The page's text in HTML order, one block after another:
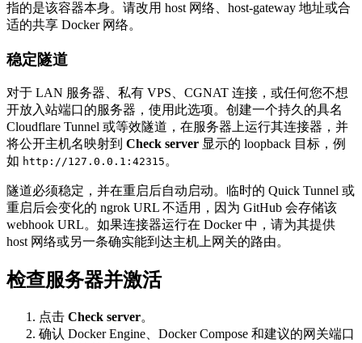
指的是该容器本身。请改用 host 网络、host-gateway 地址或合
适的共享 Docker 网络。
稳定隧道
对于 LAN 服务器、私有 VPS、CGNAT 连接，或任何您不想
开放入站端口的服务器，使用此选项。创建一个持久的具名
Cloudflare Tunnel 或等效隧道，在服务器上运行其连接器，并
将公开主机名映射到 Check server 显示的 loopback 目标，例
如 http://127.0.0.1:42315。
隧道必须稳定，并在重启后自动启动。临时的 Quick Tunnel 或
重启后会变化的 ngrok URL 不适用，因为 GitHub 会存储该
webhook URL。如果连接器运行在 Docker 中，请为其提供
host 网络或另一条确实能到达主机上网关的路由。
检查服务器并激活
点击 Check server。
确认 Docker Engine、Docker Compose 和建议的网关端口